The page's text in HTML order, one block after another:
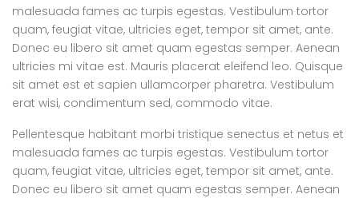
malesuada fames ac turpis egestas. Vestibulum tortor
quam, feugiat vitae, ultricies eget, tempor sit amet, ante.
Donec eu libero sit amet quam egestas semper. Aenean
ultricies mi vitae est. Mauris placerat eleifend leo. Quisque
sit amet est et sapien ullamcorper pharetra. Vestibulum
erat wisi, condimentum sed, commodo vitae.
Pellentesque habitant morbi tristique senectus et netus et
malesuada fames ac turpis egestas. Vestibulum tortor
quam, feugiat vitae, ultricies eget, tempor sit amet, ante.
Donec eu libero sit amet quam egestas semper. Aenean